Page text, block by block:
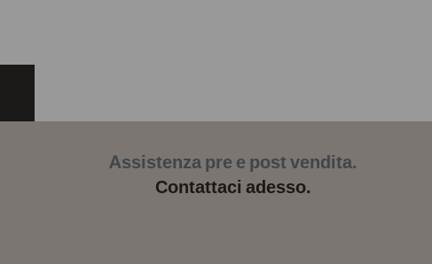
Assistenza pre e post vendita.
Contattaci adesso.